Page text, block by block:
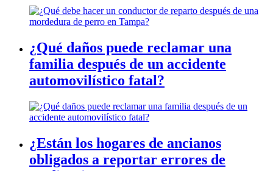
¿Qué daños puede reclamar una
familia después de un accidente
automovilístico fatal?
¿Están los hogares de ancianos
obligados a reportar errores de